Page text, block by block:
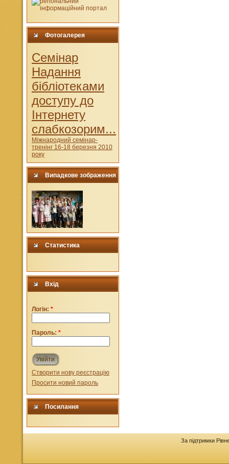
Фотогалерея
Cемінар
Надання
бібліотеками
доступу до
Інтернету
слабкозорим...
Міжнародний семінар-
тренінг 16-18 березня 2010
року
Випадкове зображення
Статистика
Вхід
Логін: *
Пароль: *
Увійти
Створити нову реєстрацію
Просити новий пароль
Посилання
За підтримки